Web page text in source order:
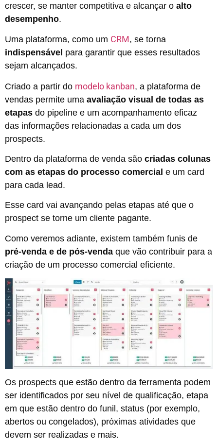
crescer, se manter competitiva e alcançar o alto
desempenho.
Uma plataforma, como um CRM, se torna
indispensável para garantir que esses resultados
sejam alcançados.
Criado a partir do modelo kanban, a plataforma de
vendas permite uma avaliação visual de todas as
etapas do pipeline e um acompanhamento eficaz
das informações relacionadas a cada um dos
prospects.
Dentro da plataforma de venda são criadas colunas
com as etapas do processo comercial e um card
para cada lead.
Esse card vai avançando pelas etapas até que o
prospect se torne um cliente pagante.
Como veremos adiante, existem também funis de
pré-venda e de pós-venda que vão contribuir para a
criação de um processo comercial eficiente.
Os prospects que estão dentro da ferramenta podem
ser identificados por seu nível de qualificação, etapa
em que estão dentro do funil, status (por exemplo,
abertos ou congelados), próximas atividades que
devem ser realizadas e mais.